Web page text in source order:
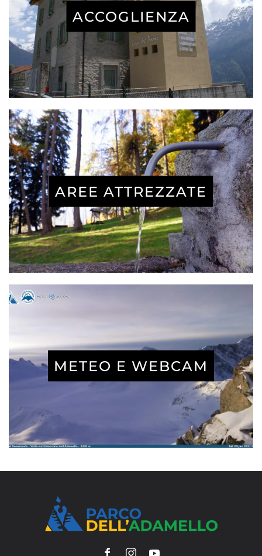
ACCOGLIENZA
AREE ATTREZZATE
METEO E WEBCAM